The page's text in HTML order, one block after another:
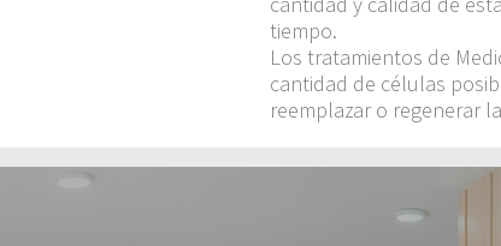
tiempo.
Los tratamientos de
cantidad de células
reemplazar o regenerar